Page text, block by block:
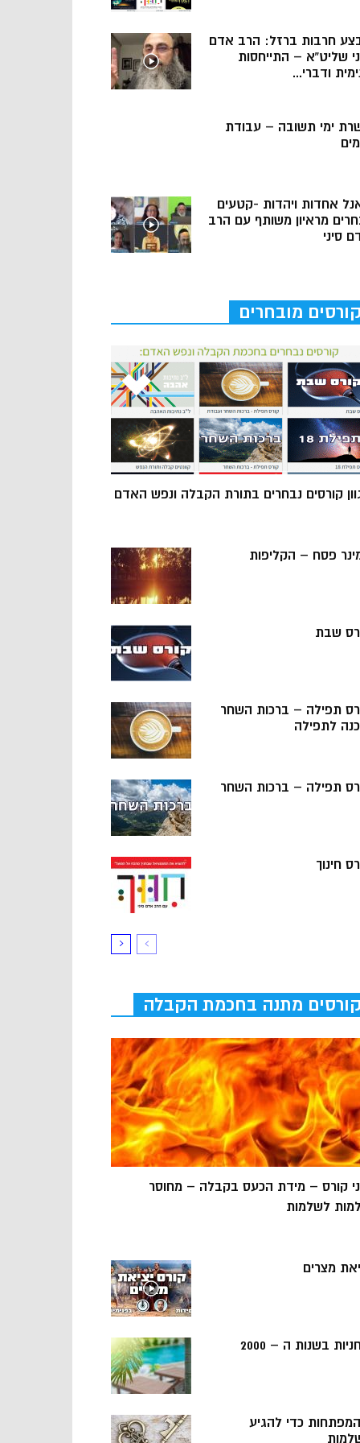
חרבות ברזל: הרב אדם
שליט”א – התייחסות
ודברי...
ימי תשובה – עבודת
אחדות ויהדות -קטעים
מראיון משותף עם הרב
סיני
קורסים מובחרים
קורסים נבחרים בתורת הקבלה ונפש האדם
פסח – הקליפות
שבת
תפילה – ברכות השחר
לתפילה
תפילה – ברכות השחר
חינוך
קורסים מתנה בחכמת הקבלה
קורס – מידת הכעס בקבלה – מחוסר
לשלמות
מצרים
בשנות ה – 2000
5 המפתחות כדי להגיע